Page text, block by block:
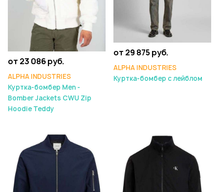
от 23 086 руб.
ALPHA INDUSTRIES
Куртка-бомбер Men -
Bomber Jackets CWU Zip
Hoodie Teddy
от 29 875 руб.
ALPHA INDUSTRIES
Куртка-бомбер с лейблом